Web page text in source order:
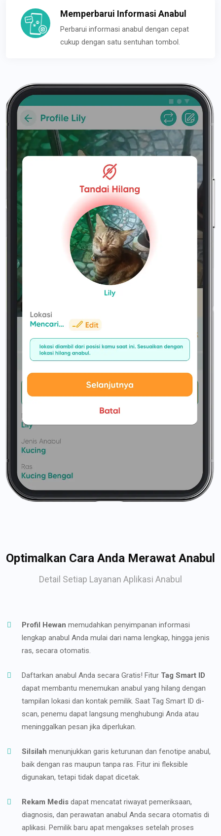
Memperbarui Informasi Anabul
Perbarui informasi anabul dengan cepat
cukup dengan satu sentuhan tombol.
Optimalkan Cara Anda Merawat Anabul
Detail Setiap Layanan Aplikasi Anabul
Profil Hewan memudahkan penyimpanan informasi
lengkap anabul Anda mulai dari nama lengkap, hingga jenis
ras, secara otomatis.
Daftarkan anabul Anda secara Gratis! Fitur Tag Smart ID
dapat membantu menemukan anabul yang hilang dengan
tampilan lokasi dan kontak pemilik. Saat Tag Smart ID di-
scan, penemu dapat langsung menghubungi Anda atau
meninggalkan pesan jika diperlukan.
Silsilah menunjukkan garis keturunan dan fenotipe anabul,
baik dengan ras maupun tanpa ras. Fitur ini fleksible
digunakan, tetapi tidak dapat dicetak.
Rekam Medis dapat mencatat riwayat pemeriksaan,
diagnosis, dan perawatan anabul Anda secara otomatis di
aplikasi. Pemilik baru apat mengakses setelah proses